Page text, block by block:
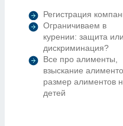
Регистрация
Ограничиваем в
курении: защита или
дискриминация?
Все про алименты,
взыскание
размер алиментов
детей